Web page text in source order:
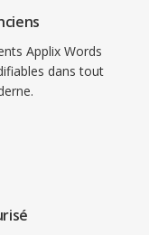
Applix Words
dans tout